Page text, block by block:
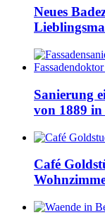
Neues
Sanierung
von 1889
Café